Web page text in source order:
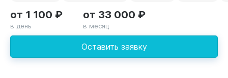
Оставить заявку
от 1 100 ₽
в день
от 33 000 ₽
в месяц